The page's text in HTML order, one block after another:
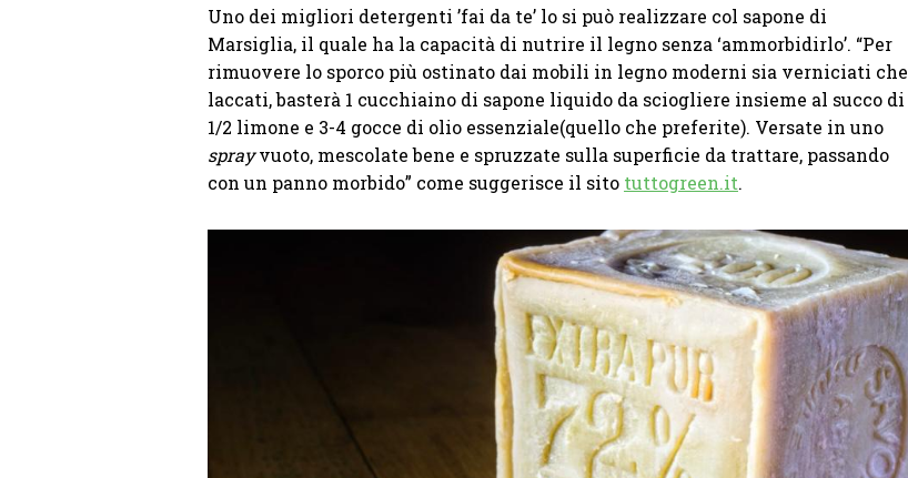
Uno dei migliori detergenti ’fai da te’ lo si può realizzare col sapone di
Marsiglia, il quale ha la capacità di nutrire il legno senza ‘ammorbidirlo’. “Per
rimuovere lo sporco più ostinato dai mobili in legno moderni sia verniciati che
laccati, basterà 1 cucchiaino di sapone liquido da sciogliere insieme al succo di
1/2 limone e 3-4 gocce di olio essenziale(quello che preferite). Versate in uno
sprayvuoto, mescolate bene e spruzzate sulla superficie da trattare, passando
con un panno morbido” come suggerisce il sito tuttogreen.it.